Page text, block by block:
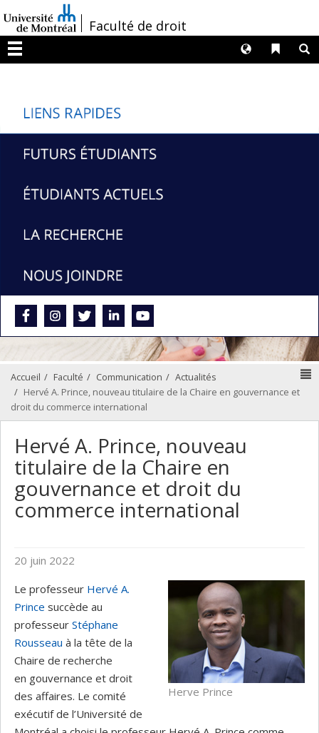
au
contenu
/Faculté de droit
Menu
Liens
Langues
Accueil Faculté Communication
Actualités
Hervé A. Prince, nouveau titulaire de la Chaire en gouvernance et
droit du commerce international
Hervé A. Prince, nouveau
titulaire de la Chaire en
gouvernance et droit du
commerce international
20 juin 2022
Herve Prince
Le professeur Hervé A.
Prince succède au
professeur Stéphane
Rousseau à la tête de la
Chaire de recherche
en gouvernance et droit
des affaires. Le comité
exécutif de l’Université de